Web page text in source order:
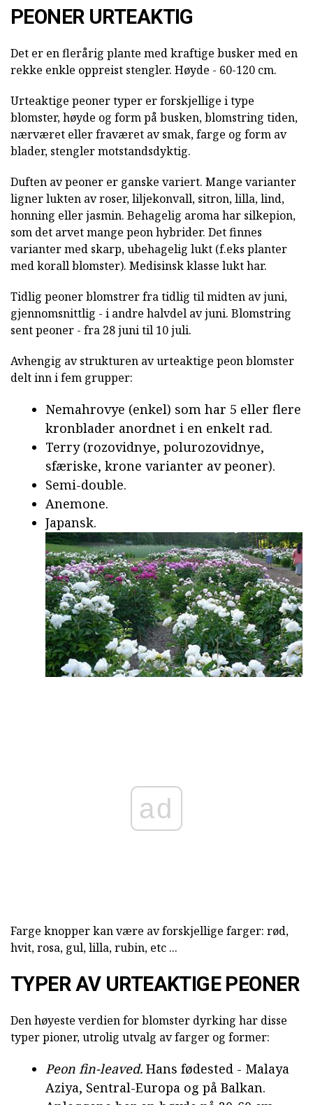
PEONER URTEAKTIG
Det er en flerårig plante med kraftige busker med en
rekke enkle oppreist stengler. Høyde - 60-120 cm.
Urteaktige peoner typer er forskjellige i type
blomster, høyde og form på busken, blomstring tiden,
nærværet eller fraværet av smak, farge og form av
blader, stengler motstandsdyktig.
Duften av peoner er ganske variert. Mange varianter
ligner lukten av roser, liljekonvall, sitron, lilla, lind,
honning eller jasmin. Behagelig aroma har silkepion,
som det arvet mange peon hybrider. Det finnes
varianter med skarp, ubehagelig lukt (f.eks planter
med korall blomster). Medisinsk klasse lukt har.
Tidlig peoner blomstrer fra tidlig til midten av juni,
gjennomsnittlig - i andre halvdel av juni. Blomstring
sent peoner - fra 28 juni til 10 juli.
Avhengig av strukturen av urteaktige peon blomster
delt inn i fem grupper:
Nemahrovye (enkel) som har 5 eller flere
kronblader anordnet i en enkelt rad.
Terry (rozovidnye, polurozovidnye,
sfæriske, krone varianter av peoner).
Semi-double.
Anemone.
Japansk.
ad
Farge knopper kan være av forskjellige farger: rød,
hvit, rosa, gul, lilla, rubin, etc ...
TYPER AV URTEAKTIGE PEONER
Den høyeste verdien for blomster dyrking har disse
typer pioner,utrolig utvalg av farger og former:
Peon fin-leaved. Hans fødested - Malaya
Aziya, Sentral-Europa og på Balkan.